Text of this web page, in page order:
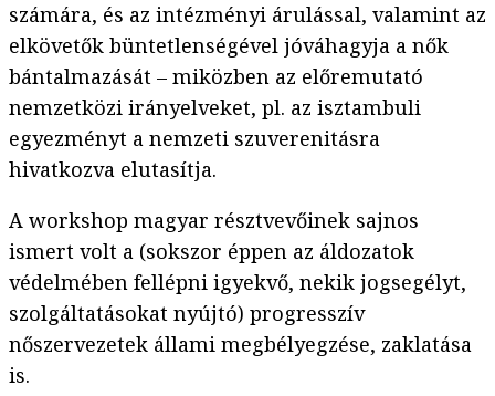
számára, és az intézményi árulással, valamint az
elkövetők büntetlenségével jóváhagyja a nők
bántalmazását – miközben az előremutató
nemzetközi irányelveket, pl. az isztambuli
egyezményt a nemzeti szuverenitásra
hivatkozva elutasítja.
A workshop magyar résztvevőinek sajnos
ismert volt a (sokszor éppen az áldozatok
védelmében fellépni igyekvő, nekik jogsegélyt,
szolgáltatásokat nyújtó) progresszív
nőszervezetek állami megbélyegzése, zaklatása
is.